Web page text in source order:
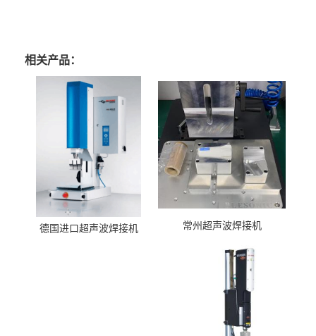
相关产品：
德国进口超声波焊接机 常州超声波焊接机